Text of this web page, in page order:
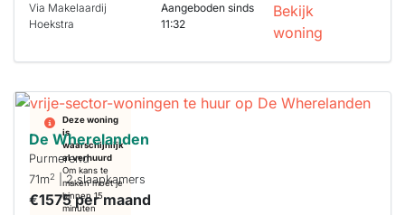
Via Makelaardij
Hoekstra
Aangeboden sinds
11:32
Bekijk
woning
Deze woning
is
waarschijnlijk
al verhuurd
Om kans te
maken moet je
binnen 15
minuten
De Wherelanden
Purmerend
71m2 | 2 slaapkamers
€1575 per maand